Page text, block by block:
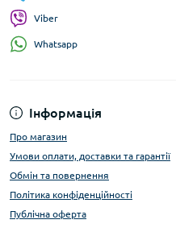
Інформація
Про магазин
Умови оплати, доставки та гарантії
Обмін та повернення
Політика конфіденційності
Публічна оферта
Viber
Whatsapp